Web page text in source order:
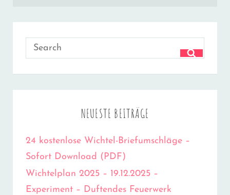
Search
for:
SEARCH
NEUESTE BEITRÄGE
24 kostenlose Wichtel-Briefumschläge –
Sofort Download (PDF)
Wichtelplan 2025 – 19.12.2025 –
Experiment – Duftendes Feuerwerk